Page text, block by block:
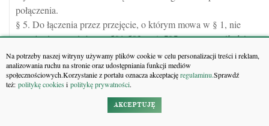
Na potrzeby naszej witryny używamy plików cookie w celu personalizacji treści i reklam,
analizowania ruchu na stronie oraz udostępniania funkcji mediów
społecznościowych.Korzystanie z portalu oznacza akceptacjęregulaminu.Sprawdź
też: politykę cookiesi politykę prywatności.
AKCEPTUJĘ
połączenia.
§ 5. Do łączenia przez przejęcie, o którym mowa w § 1, nie
stosuje się przepisów art 501-503,art.505prawo wspólników
do przeglądania dokumentów łączących się spółek§ 1 pkt 4-5,
art.512odpowiedzialność członków zarządu, rady nadzorczej
lub komisji rewizyjnej oraz likwidatorów łączących się spółek
odpowiedzialność biegłego.
§ 6. Przepisy § 1, 2, 4 i 5 stosuje się odpowiednio w przypadku